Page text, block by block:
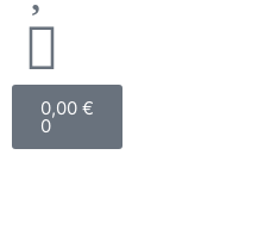
0,00 €
0